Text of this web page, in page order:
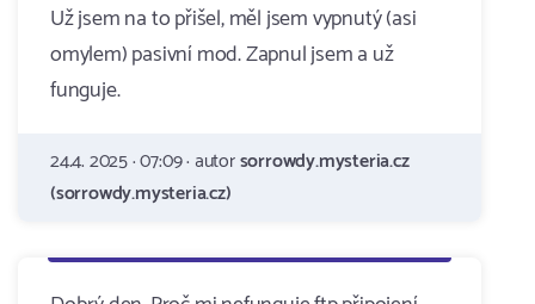
Už jsem na to přišel, měl jsem vypnutý (asi
omylem) pasivní mod. Zapnul jsem a už
funguje.
24.4. 2025 · 07:09 · autorsorrowdy.mysteria.cz
(sorrowdy.mysteria.cz)